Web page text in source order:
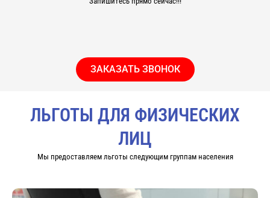
ЗАКАЗАТЬ ЗВОНОК
ЛЬГОТЫ ДЛЯ ФИЗИЧЕСКИХ
ЛИЦ
Мы предоставляем льготы следующим группам населения